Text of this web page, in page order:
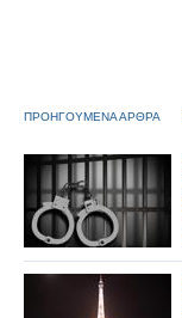
ΠΡΟΗΓΟΥΜΕΝΑ ΑΡΘΡΑ